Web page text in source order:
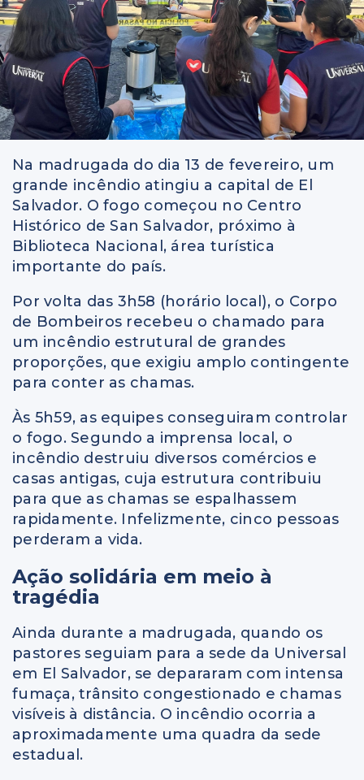
Na madrugada do dia 13 de fevereiro, um
grande incêndio atingiu a capital de El
Salvador. O fogo começou no Centro
Histórico de San Salvador, próximo à
Biblioteca Nacional, área turística
importante do país.
Por volta das 3h58 (horário local), o Corpo
de Bombeiros recebeu o chamado para
um incêndio estrutural de grandes
proporções, que exigiu amplo contingente
para conter as chamas.
Às 5h59, as equipes conseguiram controlar
o fogo. Segundo a imprensa local, o
incêndio destruiu diversos comércios e
casas antigas, cuja estrutura contribuiu
para que as chamas se espalhassem
rapidamente. Infelizmente, cinco pessoas
perderam a vida.
Ação solidária em meio à
tragédia
Ainda durante a madrugada, quando os
pastores seguiam para a sede da Universal
em El Salvador, se depararam com intensa
fumaça, trânsito congestionado e chamas
visíveis à distância. O incêndio ocorria a
aproximadamente uma quadra da sede
estadual.